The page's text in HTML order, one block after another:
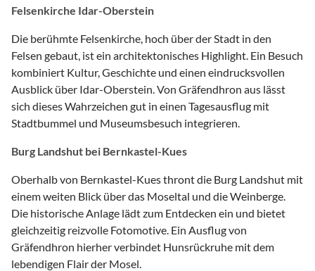
Felsenkirche Idar-Oberstein
Die berühmte Felsenkirche, hoch über der Stadt in den
Felsen gebaut, ist ein architektonisches Highlight. Ein Besuch
kombiniert Kultur, Geschichte und einen eindrucksvollen
Ausblick über Idar-Oberstein. Von Gräfendhron aus lässt
sich dieses Wahrzeichen gut in einen Tagesausflug mit
Stadtbummel und Museumsbesuch integrieren.
Burg Landshut bei Bernkastel-Kues
Oberhalb von Bernkastel-Kues thront die Burg Landshut mit
einem weiten Blick über das Moseltal und die Weinberge.
Die historische Anlage lädt zum Entdecken ein und bietet
gleichzeitig reizvolle Fotomotive. Ein Ausflug von
Gräfendhron hierher verbindet Hunsrückruhe mit dem
lebendigen Flair der Mosel.